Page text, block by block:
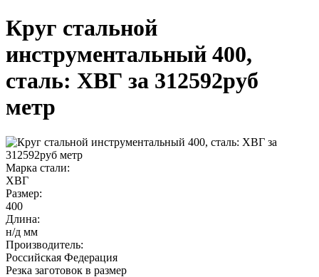
Круг стальной
инструментальный 400,
сталь: ХВГ за 312592руб
метр
Марка стали:
ХВГ
Размер:
400
Длина:
н/д мм
Производитель:
Российская Федерация
Резка заготовок в размер